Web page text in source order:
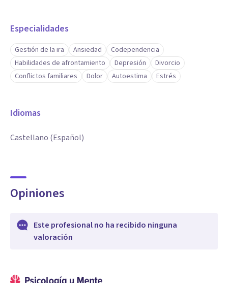
Especialidades
Gestión de la ira Ansiedad
Codependencia
Habilidades de afrontamiento
Depresión
Divorcio
Conflictos familiares
Dolor Autoestima Estrés
Idiomas
Castellano (Español)
Opiniones
Este profesional no ha recibido ninguna
valoración